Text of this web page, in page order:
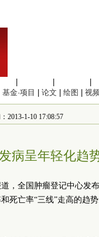
基金·项目 论文 绘图 视
2013-1-10 17:08:57
病呈年轻化趋
，全国肿瘤登记中心发
死亡率“三线”走高的趋